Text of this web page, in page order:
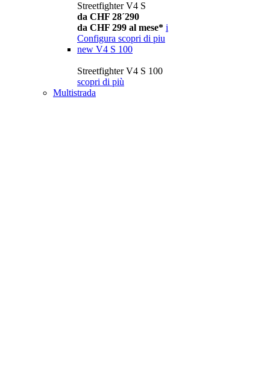
Streetfighter V4 S
da CHF 28´290
da CHF 299 al mese* i
Configura scopri di piu
new V4 S 100
Streetfighter V4 S 100
scopri di più
Multistrada